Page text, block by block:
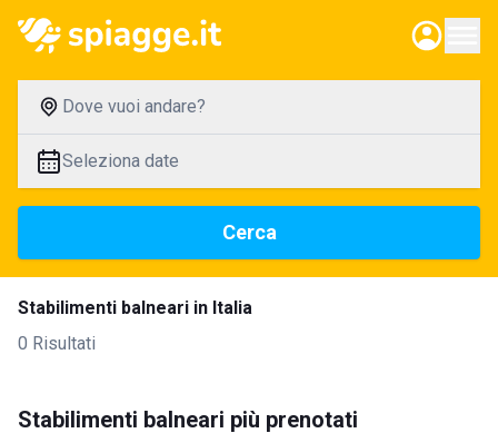
Dove vuoi andare?
Seleziona date
Cerca
Stabilimenti balneari in Italia
0 Risultati
Stabilimenti balneari più prenotati